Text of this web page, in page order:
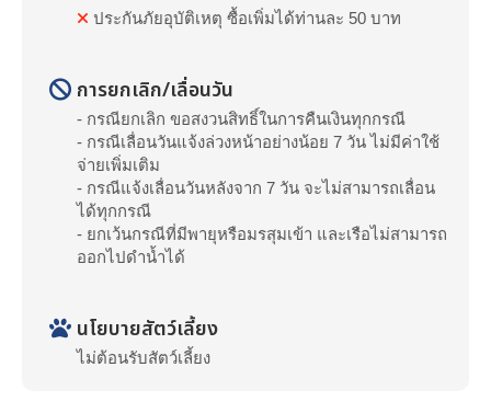
ประกันภัยอุบัติเหตุ ซื้อเพิ่มได้ท่านละ 50 บาท
การยกเลิก/เลื่อนวัน
- กรณียกเลิก ขอสงวนสิทธิ์ในการคืนเงินทุกกรณี
- กรณีเลื่อนวันแจ้งล่วงหน้าอย่างน้อย 7 วัน ไม่มีค่าใช้
จ่ายเพิ่มเติม
- กรณีแจ้งเลื่อนวันหลังจาก 7 วัน จะไม่สามารถเลื่อน
ได้ทุกกรณี
- ยกเว้นกรณีที่มีพายุหรือมรสุมเข้า และเรือไม่สามารถ
ออกไปดำน้ำได้
นโยบายสัตว์เลี้ยง
ไม่ต้อนรับสัตว์เลี้ยง